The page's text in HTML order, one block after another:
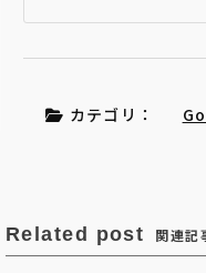
カテゴリ：
Related post 関連記